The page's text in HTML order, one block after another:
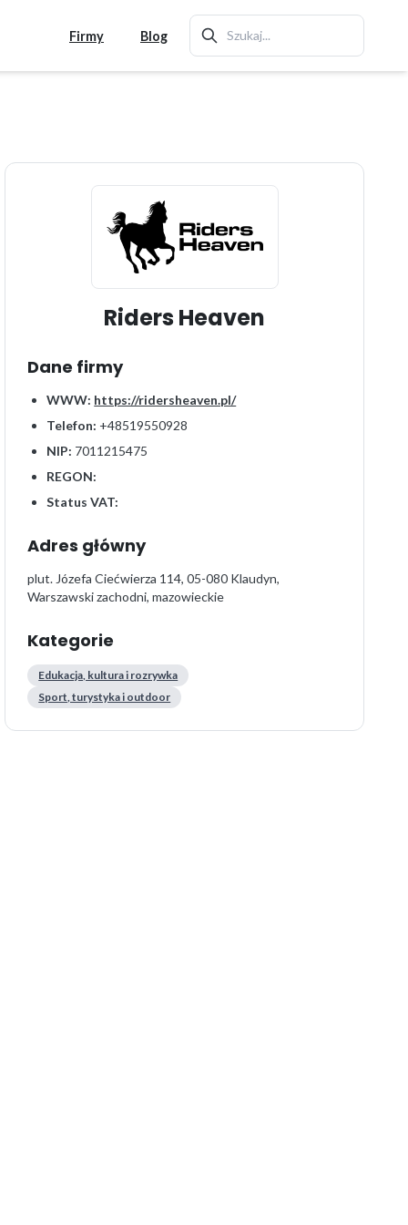
Firmy Blog
Riders Heaven
Dane firmy
WWW: https://ridersheaven.pl/
Telefon: +48519550928
NIP: 7011215475
REGON:
Status VAT:
Adres główny
plut. Józefa Ciećwierza 114, 05-080 Klaudyn,
Warszawski zachodni, mazowieckie
Kategorie
Edukacja, kultura i rozrywka
Sport, turystyka i outdoor